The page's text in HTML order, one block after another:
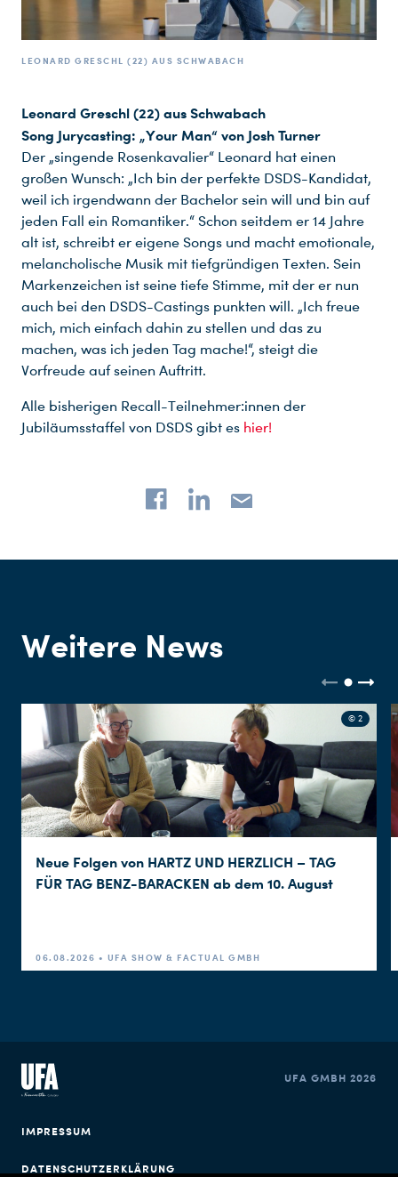
LEONARD GRESCHL (22) AUS SCHWABACH
Leonard Greschl (22) aus Schwabach
Song Jurycasting: „Your Man“ von Josh Turner
Der „singende Rosenkavalier“ Leonard hat einen
großen Wunsch: „Ich bin der perfekte DSDS-Kandidat,
weil ich irgendwann der Bachelor sein will und bin auf
jeden Fall ein Romantiker.“ Schon seitdem er 14 Jahre
alt ist, schreibt er eigene Songs und macht emotionale,
melancholische Musik mit tiefgründigen Texten. Sein
Markenzeichen ist seine tiefe Stimme, mit der er nun
auch bei den DSDS-Castings punkten will. „Ich freue
mich, mich einfach dahin zu stellen und das zu
machen, was ich jeden Tag mache!“, steigt die
Vorfreude auf seinen Auftritt.
Alle bisherigen Recall-Teilnehmer:innen der
Jubiläumsstaffel von DSDS gibt es hier!
Weitere News
© 2
Neue Folgen von HARTZ UND HERZLICH – TAG
FÜR TAG BENZ-BARACKEN ab dem 10. August
06.08.2026 • UFA SHOW & FACTUAL GMBH
IMPRESSUM
DATENSCHUTZERKLÄRUNG
UFA GMBH 2026